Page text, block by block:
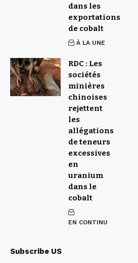
dans les
exportations
de cobalt
À LA UNE
RDC : Les
sociétés
minières
chinoises
rejettent
les
allégations
de teneurs
excessives
en
uranium
dans le
cobalt
EN CONTINU
Subscribe US